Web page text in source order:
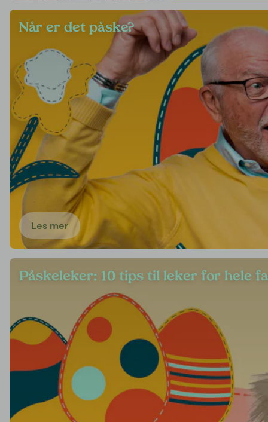
Når er det påske?
Les mer
Påskeleker: 10 tips til leker for hele